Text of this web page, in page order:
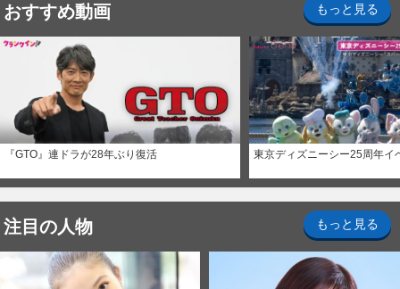
おすすめ動画 もっと見る
『GTO』連ドラが28年ぶり復活 東京ディズニーシー25周年イ
注目の人物 もっと見る